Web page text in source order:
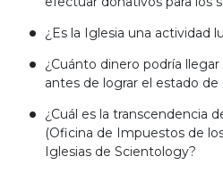
¿Es la Iglesia una actividad
¿Cuánto dinero podría
antes de lograr el estado de
¿Cuál es la transcendencia
(Oficina de Impuestos de
Iglesias de Scientology?